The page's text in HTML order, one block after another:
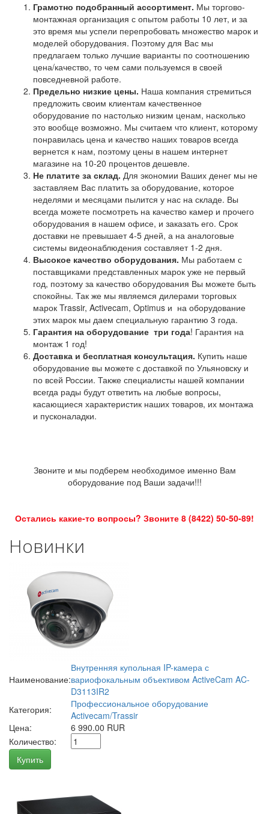
Грамотно подобранный ассортимент. Мы торгово-
монтажная организация с опытом работы 10 лет, и за
это время мы успели перепробовать множество марок и
моделей оборудования. Поэтому для Вас мы
предлагаем только лучшие варианты по соотношению
цена/качество, то чем сами пользуемся в своей
повседневной работе.
Предельно низкие цены. Наша компания стремиться
предложить своим клиентам качественное
оборудование по настолько низким ценам, насколько
это вообще возможно. Мы считаем что клиент, которому
понравилась цена и качество наших товаров всегда
вернется к нам, поэтому цены в нашем интернет
магазине на 10-20 процентов дешевле.
Не платите за склад. Для экономии Ваших денег мы не
заставляем Вас платить за оборудование, которое
неделями и месяцами пылится у нас на складе. Вы
всегда можете посмотреть на качество камер и прочего
оборудования в нашем офисе, и заказать его. Срок
доставки не превышает 4-5 дней, а на аналоговые
системы видеонаблюдения составляет 1-2 дня.
Высокое качество оборудования. Мы работаем с
поставщиками представленных марок уже не первый
год, поэтому за качество оборудования Вы можете быть
спокойны. Так же мы являемся дилерами торговых
марок Trassir, Activecam, Optimus и на оборудование
этих марок мы даем специальную гарантию 3 года.
Гарантия на оборудование три года! Гарантия на
монтаж 1 год!
Доставка и бесплатная консультация. Купить наше
оборудование вы можете с доставкой по Ульяновску и
по всей России. Также специалисты нашей компании
всегда рады будут ответить на любые вопросы,
касающиеся характеристик наших товаров, их монтажа
и пусконаладки.
Звоните и мы подберем необходимое именно Вам
оборудование под Ваши задачи!!!
Остались какие-то вопросы? Звоните 8 (8422) 50-50-89!
Новинки
Наименование:
Внутренняя купольная IP-камера с
вариофокальным объективом ActiveCam AC-
D3113IR2
Категория:
Профессиональное оборудование
Activecam/Trassir
Цена:
6 990.00 RUR
Количество:
Купить